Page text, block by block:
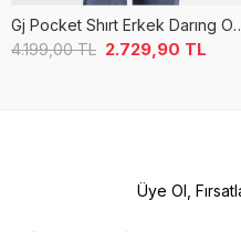
Gj Pocket Shırt
4.199,00TL 2.729,90 TL
Üye Ol,